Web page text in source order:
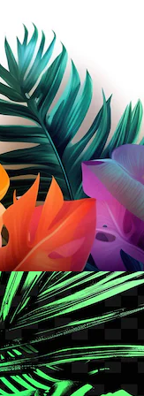
trabajo. Más
entre creativos,
estudios.
Español
Copyright © 2010-